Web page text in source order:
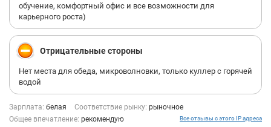
обучение, комфортный офис и все возможности для
карьерного роста)
Отрицательные стороны
Нет места для обеда, микроволновки, только куллер с горячей
водой
Зарплата: белая Соответствие рынку: рыночное
Общее впечатление: рекомендую Все отзывы с этого IP адреса